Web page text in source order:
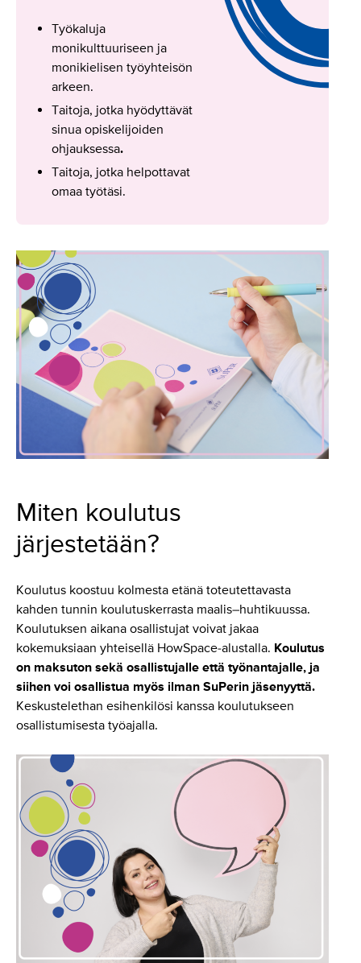
Työkaluja
monikulttuuriseen ja
monikielisen työyhteisön
arkeen.
Taitoja, jotka hyödyttävät
sinua opiskelijoiden
ohjauksessa.
Taitoja, jotka helpottavat
omaa työtäsi.
Miten koulutus
järjestetään?
Koulutus koostuu kolmesta etänä toteutettavasta
kahden tunnin koulutuskerrasta maalis–huhtikuussa.
Koulutuksen aikana osallistujat voivat jakaa
kokemuksiaan yhteisellä HowSpace-alustalla. Koulutus
on maksuton sekä osallistujalle että työnantajalle, ja
siihen voi osallistua myös ilman SuPerin jäsenyyttä.
Keskustelethan esihenkilösi kanssa koulutukseen
osallistumisesta työajalla.